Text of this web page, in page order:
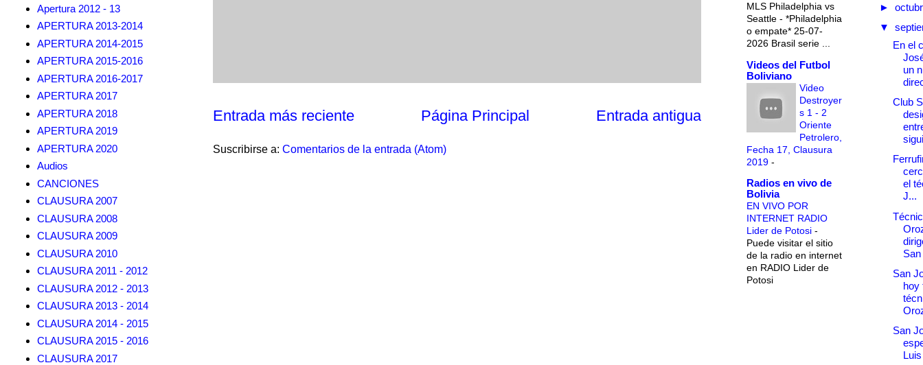
Entrada más reciente Entrada antigua
Página Principal
Suscribirse a: Comentarios de la entrada (Atom)
Apertura 2012 - 13
APERTURA 2013-2014
APERTURA 2014-2015
APERTURA 2015-2016
APERTURA 2016-2017
APERTURA 2017
APERTURA 2018
APERTURA 2019
APERTURA 2020
Audios
CANCIONES
CLAUSURA 2007
CLAUSURA 2008
CLAUSURA 2009
CLAUSURA 2010
CLAUSURA 2011 - 2012
CLAUSURA 2012 - 2013
CLAUSURA 2013 - 2014
CLAUSURA 2014 - 2015
CLAUSURA 2015 - 2016
CLAUSURA 2017
MLS Philadelphia vs
Seattle - *Philadelphia
o empate* 25-07-
2026 Brasil serie ...
Videos del Futbol
Boliviano
Video
Destroyer
s 1 - 2
Oriente
Petrolero,
Fecha 17, Clausura
2019 -
Radios en vivo de
Bolivia
EN VIVO POR
INTERNET RADIO
Lider de Potosi -
Puede visitar el sitio
de la radio en internet
en RADIO Lider de
Potosi
►
▼
En el
un
Club
el
J...
San
hoy
San